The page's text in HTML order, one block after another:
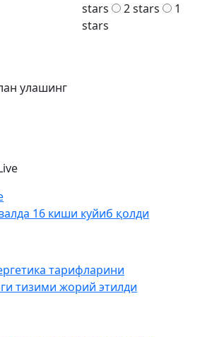
stars
2 stars
1
stars
улашинг
16 киши куйиб қолди
тарифларини
тизими жорий этилди